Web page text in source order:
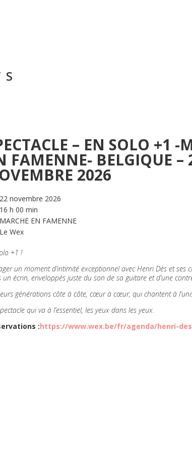
– EN SOLO +1 -
FAMENNE- BELGIQUE –
2026
22 novembre 2026
16 h 00 min
MARCHE EN FAMENNE
Le Wex
+1 !
un moment d’intimité exceptionnel avec Henri Dès et ses
un écrin, enveloppés juste du son de sa guitare et d’une
générations côte à côte, cœur à cœur, qui chantent à
qui va à l’essentiel, les yeux dans les yeux.
:https://www.wex.be/fr/agenda/henri-